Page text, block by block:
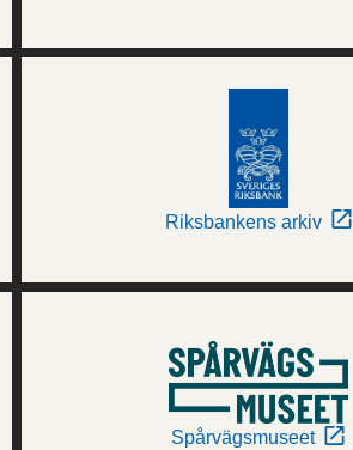
Riksbankens arkiv
Spårvägsmuseet